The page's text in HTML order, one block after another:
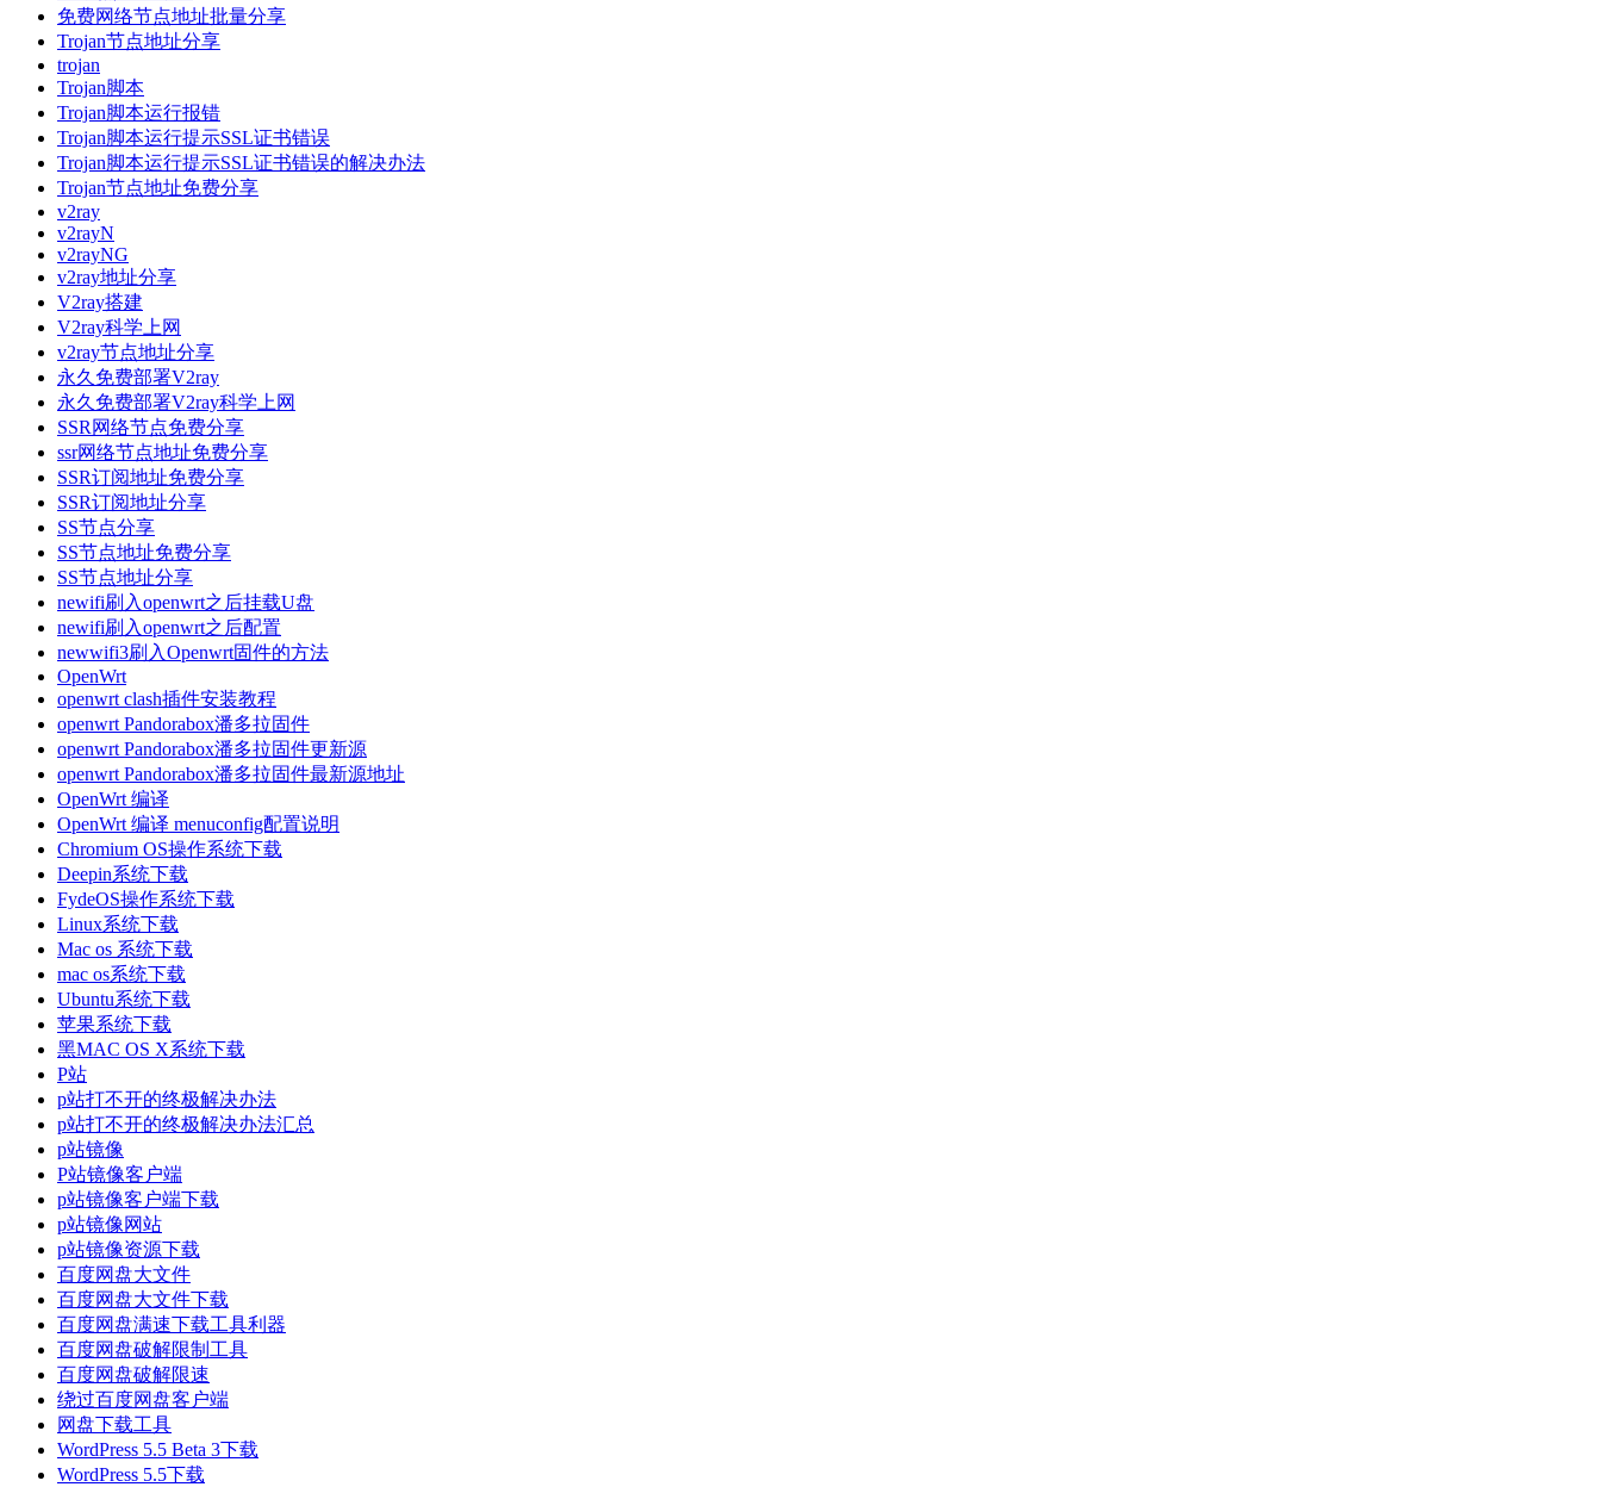
免费网络节点地址批量分享
Trojan节点地址分享
trojan
Trojan脚本
Trojan脚本运行报错
Trojan脚本运行提示SSL证书错误
Trojan脚本运行提示SSL证书错误的解决办法
Trojan节点地址免费分享
v2ray
v2rayN
v2rayNG
v2ray地址分享
V2ray搭建
V2ray科学上网
v2ray节点地址分享
永久免费部署V2ray
永久免费部署V2ray科学上网
SSR网络节点免费分享
ssr网络节点地址免费分享
SSR订阅地址免费分享
SSR订阅地址分享
SS节点分享
SS节点地址免费分享
SS节点地址分享
newifi刷入openwrt之后挂载U盘
newifi刷入openwrt之后配置
newwifi3刷入Openwrt固件的方法
OpenWrt
openwrt clash插件安装教程
openwrt Pandorabox潘多拉固件
openwrt Pandorabox潘多拉固件更新源
openwrt Pandorabox潘多拉固件最新源地址
OpenWrt 编译
OpenWrt 编译 menuconfig配置说明
Chromium OS操作系统下载
Deepin系统下载
FydeOS操作系统下载
Linux系统下载
Mac os 系统下载
mac os系统下载
Ubuntu系统下载
苹果系统下载
黑MAC OS X系统下载
P站
p站打不开的终极解决办法
p站打不开的终极解决办法汇总
p站镜像
P站镜像客户端
p站镜像客户端下载
p站镜像网站
p站镜像资源下载
百度网盘大文件
百度网盘大文件下载
百度网盘满速下载工具利器
百度网盘破解限制工具
百度网盘破解限速
绕过百度网盘客户端
网盘下载工具
WordPress 5.5 Beta 3下载
WordPress 5.5下载